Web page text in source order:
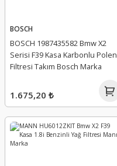
BOSCH
BOSCH 1987435582 Bmw X2
Serisi F39 Kasa Karbonlu Polen
Filtresi Takım Bosch Marka
1.675,20 ₺